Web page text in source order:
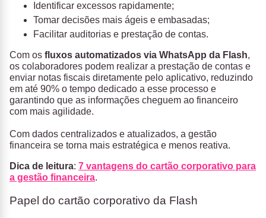
Identificar excessos rapidamente;
Tomar decisões mais ágeis e embasadas;
Facilitar auditorias e prestação de contas.
Com os fluxos automatizados via WhatsApp da Flash,
os colaboradores podem realizar a prestação de contas e
enviar notas fiscais diretamente pelo aplicativo, reduzindo
em até 90% o tempo dedicado a esse processo e
garantindo que as informações cheguem ao financeiro
com mais agilidade.
Com dados centralizados e atualizados, a gestão
financeira se torna mais estratégica e menos reativa.
Dica de leitura: 7 vantagens do cartão corporativo para
a gestão financeira.
Papel do cartão corporativo da Flash